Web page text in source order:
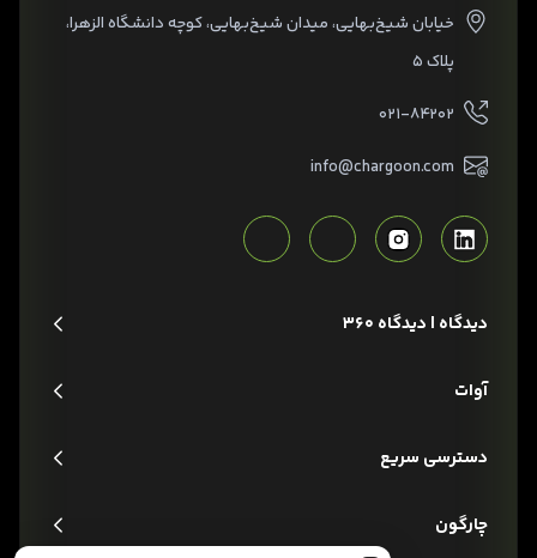
خیابان شیخ‌بهایی، میدان شیخ‌بهایی، کوچه دانشگاه الزهرا،
پلاک ۵
۰۲۱-۸۴۲۰۲
info@chargoon.com
دیدگاه | دیدگاه 360
آوات
دسترسی سریع
چارگون